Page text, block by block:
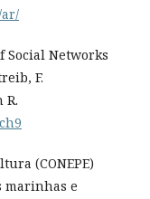
ar/
Social Networks
F.
(CONEPE)
marinhas e